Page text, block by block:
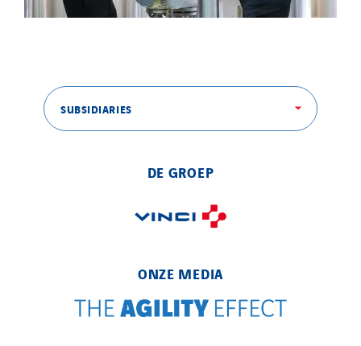
SUBSIDIARIES
DE GROEP
ONZE MEDIA